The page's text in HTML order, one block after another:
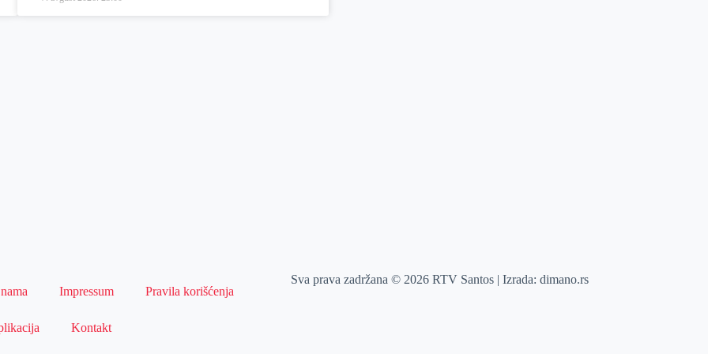
Impressum Pravila korišćenja
Kontakt
Sva prava zadržana © 2026 RTV Santos | Izrada:dimano.rs